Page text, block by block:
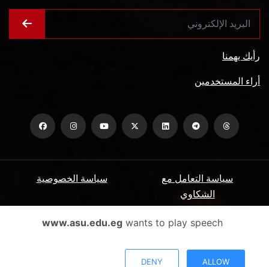
رأيك يهمنا
أراء المستخدمين
سياسة الخصوصية
سياسة التعامل مع
الشكاوي
الأسئلة الشائعة ميثاق المتعاملين www.asu.edu.egwants to play speech
DENY ALLOW